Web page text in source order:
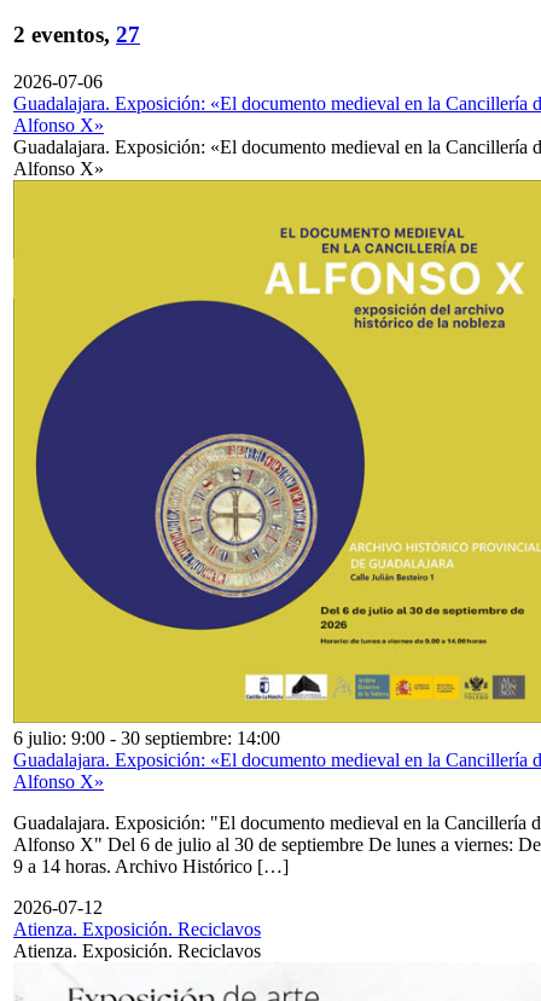
2 eventos, 27
2026-07-06
Guadalajara. Exposición: «El documento medieval en la Cancillería
Alfonso X»
Guadalajara. Exposición: «El documento medieval en la Cancillería
Alfonso X»
6 julio: 9:00 - 30 septiembre: 14:00
Guadalajara. Exposición: «El documento medieval en la Cancillería
Alfonso X»
Guadalajara. Exposición: "El documento medieval en la Cancillería
Alfonso X" Del 6 de julio al 30 de septiembre De lunes a viernes: De
9 a 14 horas. Archivo Histórico […]
2026-07-12
Atienza. Exposición. Reciclavos
Atienza. Exposición. Reciclavos